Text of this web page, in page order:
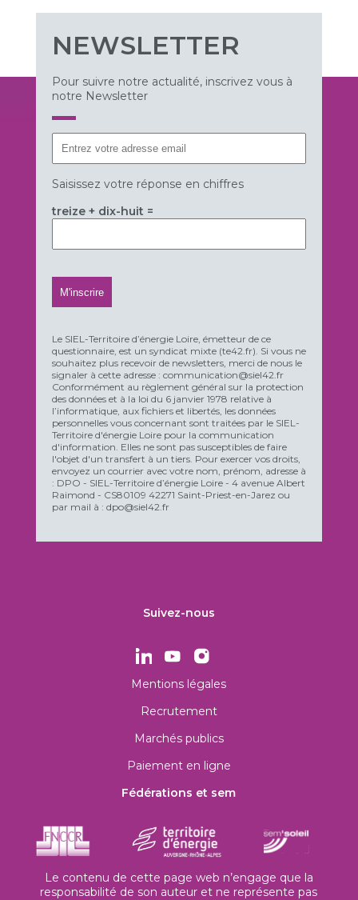
NEWSLETTER
Pour suivre notre actualité, inscrivez vous à
notre Newsletter
Saisissez votre réponse en chiffres
treize + dix-huit =
Le SIEL-Territoire d’énergie Loire, émetteur de ce
questionnaire, est un syndicat mixte (te42.fr). Si vous ne
souhaitez plus recevoir de newsletters, merci de nous le
signaler à cette adresse : communication@siel42.fr
Conformément au règlement général sur la protection
des données et à la loi du 6 janvier 1978 relative à
l’informatique, aux fichiers et libertés, les données
personnelles vous concernant sont traitées par le SIEL-
Territoire d'énergie Loire pour la communication
d'information. Elles ne sont pas susceptibles de faire
l'objet d'un transfert à un tiers. Pour exercer vos droits,
envoyez un courrier avec votre nom, prénom, adresse à
: DPO - SIEL-Territoire d’énergie Loire - 4 avenue Albert
Raimond - CS80109 42271 Saint-Priest-en-Jarez ou
par mail à : dpo@siel42.fr
Suivez-nous
Mentions légales
Recrutement
Marchés publics
Paiement en ligne
Fédérations et sem
Le contenu de cette page web n’engage que la
responsabilité de son auteur et ne représente pas